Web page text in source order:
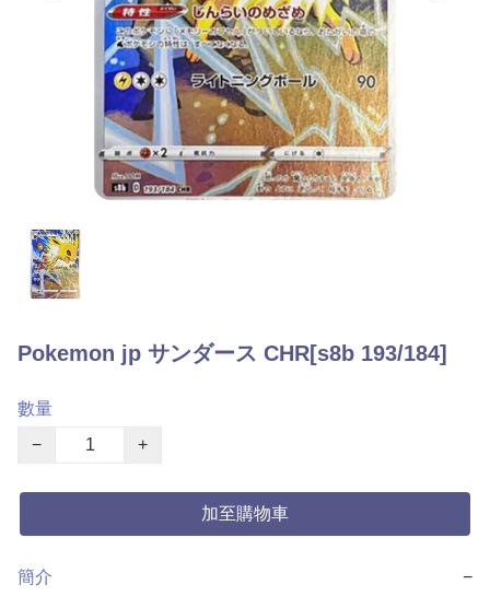
Pokemon jp サンダース CHR[s8b 193/184]
數量
−
+
加至購物車
簡介 −